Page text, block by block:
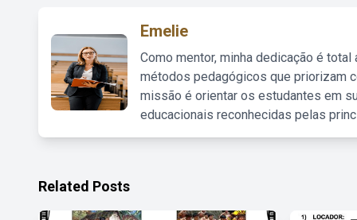
Emelie
Como mentor, minha dedicação é
métodos pedagógicos que priorizam
missão é orientar os estudantes em
educacionais reconhecidas pelas
Related Posts